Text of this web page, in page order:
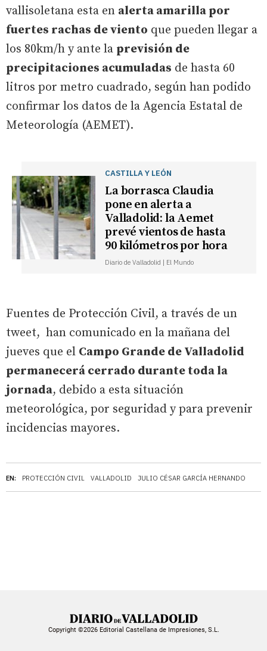
EN: PROTECCIÓN CIVIL VALLADOLID JULIO CÉSAR GARCÍA HERNANDO
vallisoletana esta en alerta amarilla por
fuertes rachas de viento que pueden llegar a
los 80km/h y ante la previsión de
precipitaciones acumuladas de hasta 60
litros por metro cuadrado, según han podido
confirmar los datos de la Agencia Estatal de
Meteorología (AEMET).
CASTILLA Y LEÓN
La borrasca Claudia
pone en alerta a
Valladolid: la Aemet
prevé vientos de hasta
90 kilómetros por hora
Diario de Valladolid | El Mundo
Fuentes de Protección Civil, a través de un
tweet, han comunicado en la mañana del
jueves que el Campo Grande de Valladolid
permanecerá cerrado durante toda la
jornada, debido a esta situación
meteorológica, por seguridad y para prevenir
incidencias mayores.
Copyright ©2026 Editorial Castellana de Impresiones, S.L.